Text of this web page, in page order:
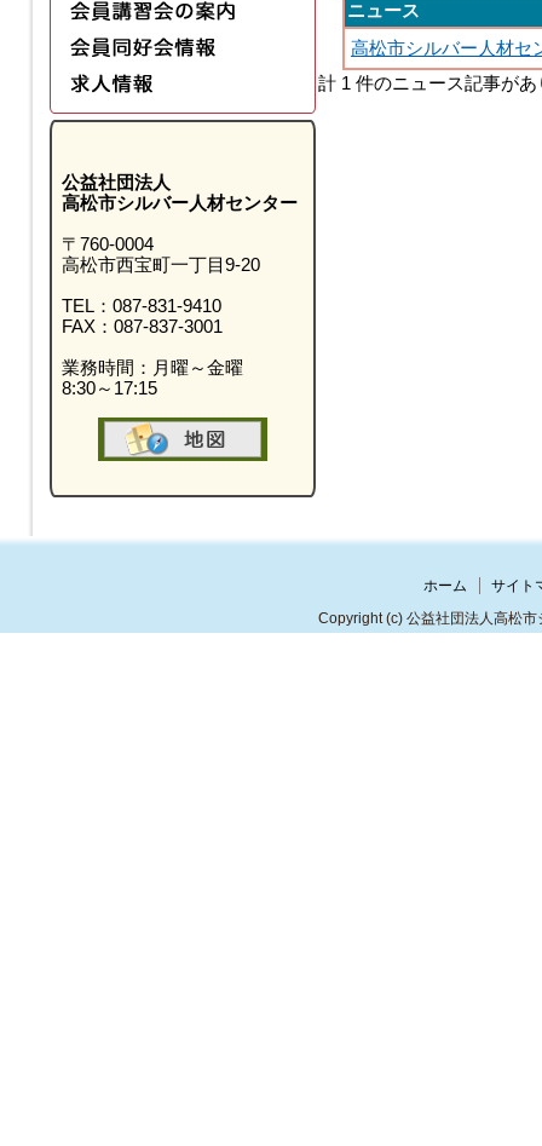
公益社団法人
高松市シルバー人材センター
〒760-0004
高松市西宝町一丁目9-20
TEL：087-831-9410
FAX：087-837-3001
業務時間：月曜～金曜
8:30～17:15
ニュース
高松市シルバー人材セ
計 1 件のニュース記事があ
ホーム
サイト
Copyright(c) 公益社団法人高松市